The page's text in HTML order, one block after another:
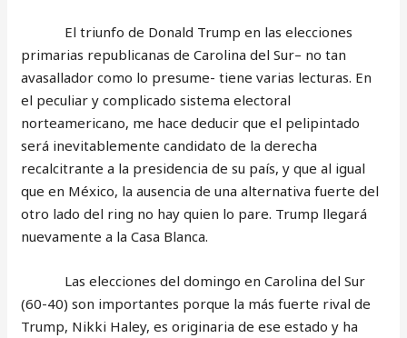
El triunfo de Donald Trump en las elecciones
primarias republicanas de Carolina del Sur– no tan
avasallador como lo presume- tiene varias lecturas. En
el peculiar y complicado sistema electoral
norteamericano, me hace deducir que el pelipintado
será inevitablemente candidato de la derecha
recalcitrante a la presidencia de su país, y que al igual
que en México, la ausencia de una alternativa fuerte del
otro lado del ring no hay quien lo pare. Trump llegará
nuevamente a la Casa Blanca.
Las elecciones del domingo en Carolina del Sur
(60-40) son importantes porque la más fuerte rival de
Trump, Nikki Haley, es originaria de ese estado y ha